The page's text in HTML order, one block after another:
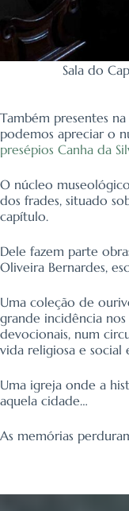
Sala do
Também presentes
podemos apreciar o
presépios Canha da
O núcleo
dos frades, situado
capítulo.
Dele fazem parte
Oliveira Bernardes,
Uma coleção de
grande incidência
devocionais, num
vida religiosa e social
Uma igreja onde a
aquela cidade…
As memórias